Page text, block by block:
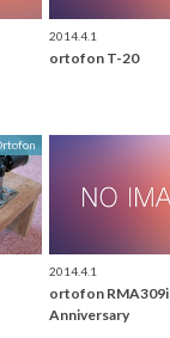
2014.4.1
ortofon T-20
2014.4.1
ortofon RMA309i
Anniversary